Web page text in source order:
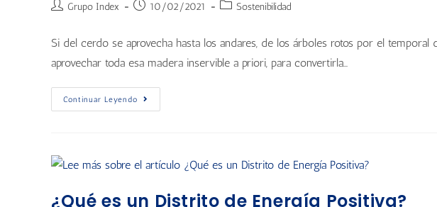
Grupo Index 10/02/2021 Sostenibilidad
Si del cerdo se aprovecha hasta los andares, de los árboles rotos por el temporal
aprovechar toda esa madera inservible a priori, para convertirla…
Continuar Leyendo
¿Qué es un Distrito de Energía Positiva?